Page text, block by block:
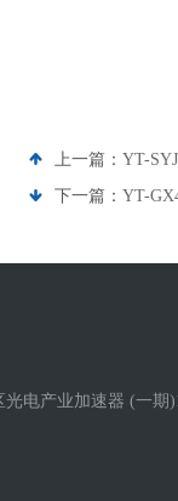
上一篇： YT-
下一篇： YT-
电产业加速器 (一期